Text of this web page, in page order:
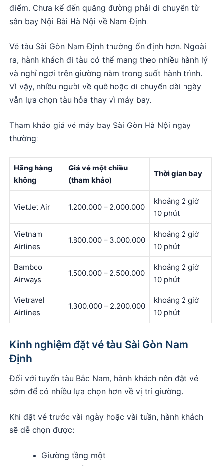
điểm. Chưa kể đến quãng đường phải di chuyển từ
sân bay Nội Bài Hà Nội về Nam Định.
Vé tàu Sài Gòn Nam Định thường ổn định hơn. Ngoài
ra, hành khách đi tàu có thể mang theo nhiều hành lý
và nghỉ ngơi trên giường nằm trong suốt hành trình.
Vì vậy, nhiều người về quê hoặc di chuyển dài ngày
vẫn lựa chọn tàu hỏa thay vì máy bay.
Tham khảo giá vé máy bay Sài Gòn Hà Nội ngày
thường:
Hãng hàng
không
Giá vé một chiều
(tham khảo)
Thời gian bay
VietJet Air 1.200.000 – 2.000.000
khoảng 2 giờ
10 phút
Vietnam
Airlines
1.800.000 – 3.000.000
khoảng 2 giờ
10 phút
Bamboo
Airways
1.500.000 – 2.500.000
khoảng 2 giờ
10 phút
Vietravel
Airlines
1.300.000 – 2.200.000
khoảng 2 giờ
10 phút
Kinh nghiệm đặt vé tàu Sài Gòn Nam
Định
Đối với tuyến tàu Bắc Nam, hành khách nên đặt vé
sớm để có nhiều lựa chọn hơn về vị trí giường.
Khi đặt vé trước vài ngày hoặc vài tuần, hành khách
sẽ dễ chọn được:
Giường tầng một